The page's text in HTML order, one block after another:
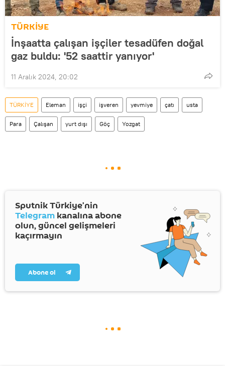
TÜRKİYE
İnşaatta çalışan işçiler tesadüfen doğal
gaz buldu: '52 saattir yanıyor'
11 Aralık 2024, 20:02
TÜRKİYE Eleman işçi işveren yevmiye çatı usta
Para Çalışan yurt dışı Göç Yozgat
Sputnik Türkiye’nin
Telegram kanalına abone
olun, güncel gelişmeleri
kaçırmayın
Abone ol